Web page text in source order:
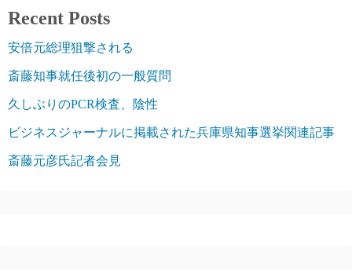
Recent Posts
安倍元総理狙撃される
斎藤知事就任後初の一般質問
久しぶりのPCR検査、陰性
ビジネスジャーナルに掲載された兵庫県知事選挙関連記事
斎藤元彦氏記者会見